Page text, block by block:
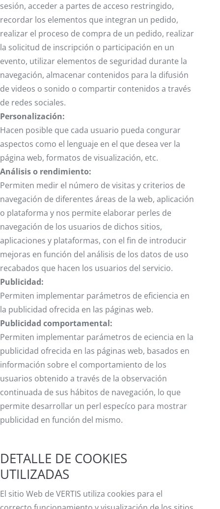
sesión, acceder a partes de acceso restringido,
recordar los elementos que integran un pedido,
realizar el proceso de compra de un pedido, realizar
la solicitud de inscripción o participación en un
evento, utilizar elementos de seguridad durante la
navegación, almacenar contenidos para la difusión
de videos o sonido o compartir contenidos a través
de redes sociales.
Personalización:
Hacen posible que cada usuario pueda congurar
aspectos como el lenguaje en el que desea ver la
página web, formatos de visualización, etc.
Análisis o rendimiento:
Permiten medir el número de visitas y criterios de
navegación de diferentes áreas de la web, aplicación
o plataforma y nos permite elaborar perles de
navegación de los usuarios de dichos sitios,
aplicaciones y plataformas, con el fin de introducir
mejoras en función del análisis de los datos de uso
recabados que hacen los usuarios del servicio.
Publicidad:
Permiten implementar parámetros de eficiencia en
la publicidad ofrecida en las páginas web.
Publicidad comportamental:
Permiten implementar parámetros de eciencia en la
publicidad ofrecida en las páginas web, basados en
información sobre el comportamiento de los
usuarios obtenido a través de la observación
continuada de sus hábitos de navegación, lo que
permite desarrollar un perl especíco para mostrar
publicidad en función del mismo.
DETALLE DE COOKIES
UTILIZADAS
El sitio Web de VERTIS utiliza cookies para el